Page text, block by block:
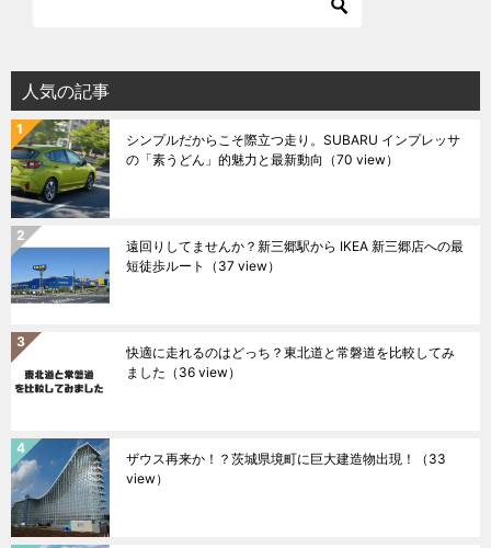
人気の記事
シンプルだからこそ際立つ走り。SUBARU インプレッサ
の「素うどん」的魅力と最新動向 （70 view）
遠回りしてませんか？新三郷駅から IKEA 新三郷店への最
短徒歩ルート
（37 view）
快適に走れるのはどっち？東北道と常磐道を比較してみ
ました （36 view）
ザウス再来か！？茨城県境町に巨大建造物出現！
（33
view）